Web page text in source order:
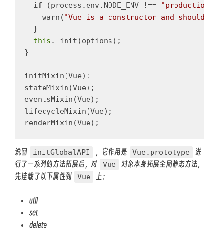
if
(process . env . NODE_ENV !== "production
warn ( "Vue is a constructor and should
}
this . _init (options);
}
initMixin (Vue);
stateMixin (Vue);
eventsMixin (Vue);
lifecycleMixin (Vue);
renderMixin (Vue);
说回 initGlobalAPI ，它作用是 Vue.prototype
进
行了一系列的方法拓展后，对
Vue
对象本身拓展全局静态方法，
先挂载了以下属性到
Vue 上：
util
set
delete